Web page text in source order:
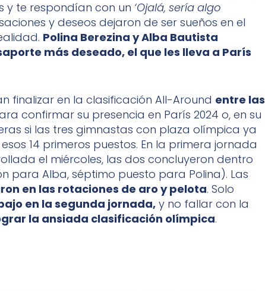
y te respondían con un ‘Ojalá, sería algo
y deseos dejaron de ser sueños en el
Polina Berezina y Alba Bautista
más deseado, el que les lleva a París
finalizar en la clasificación All-Around entre las
confirmar su presencia en París 2024 o, en su
si las tres gimnastas con plaza olímpica ya
14 primeros puestos. En la primera jornada
el miércoles, las dos concluyeron dentro
para Alba, séptimo puesto para Polina). Las
en las rotaciones de aro y pelota. Solo
en la segunda jornada,y no fallar con la
la ansiada clasificación olímpica.